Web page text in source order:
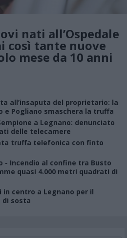
nati all’Ospedale
così tante nuove
mese da 10 anni
all’insaputa del proprietario: la
e Pogliano smaschera la truffa
a Legnano: denunciato
delle telecamere
truffa telefonica con finto
- Incendio al confine tra Busto
quasi 4.000 metri quadrati di
in centro a Legnano per il
sosta